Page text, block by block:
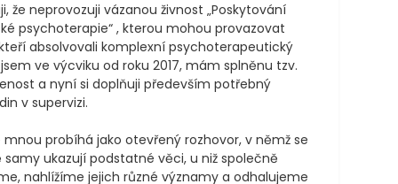
že neprovozuji vázanou živnost „Poskytování
psychoterapie“ , kterou mohou provazovat
absolvovali komplexní psychoterapeutický
ve výcviku od roku 2017, mám splněnu tzv.
a nyní si doplňuji především potřebný
v supervizi.
mnou probíhá jako otevřený rozhovor, v němž se
ukazují podstatné věci, u niž společně
nahlížíme jejich různé významy a odhalujeme